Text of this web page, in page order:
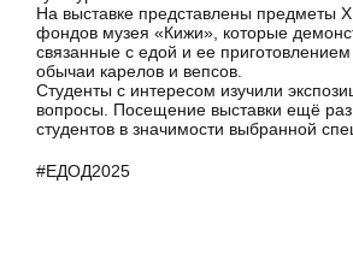
На выставке представлены предметы
фондов музея «Кижи», которые
связанные с едой и ее
обычаи карелов и вепсов.
Студенты с интересом изучили
вопросы. Посещение выставки ещё
студентов в значимости выбранной
#ЕДОД2025